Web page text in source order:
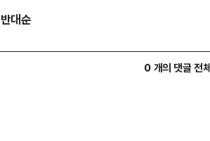
반대순
0 개의 댓글 전